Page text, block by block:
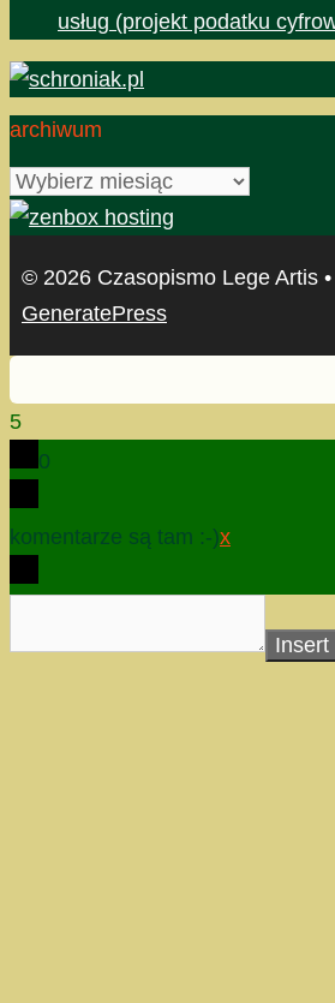
usług (projekt podatku
archiwum
archiwum
© 2026 Czasopismo Lege Artis
GeneratePress
5
0
komentarze są tam :-)x
Insert